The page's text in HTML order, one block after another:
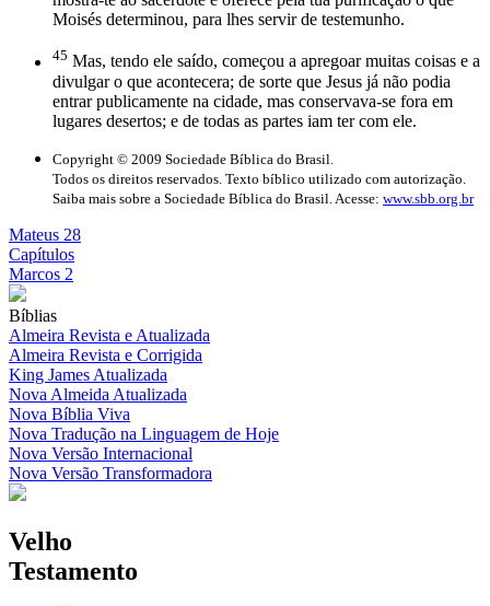
Moisés determinou, para lhes servir de testemunho.
45 Mas, tendo ele saído, começou a apregoar muitas coisas e a
divulgar o que acontecera; de sorte que Jesus já não podia
entrar publicamente na cidade, mas conservava-se fora em
lugares desertos; e de todas as partes iam ter com ele.
Copyright © 2009 Sociedade Bíblica do Brasil.
Todos os direitos reservados. Texto bíblico utilizado com autorização.
Saiba mais sobre a Sociedade Bíblica do Brasil. Acesse: www.sbb.org.br
Mateus 28
Capítulos
Marcos 2
Bíblias
Almeira Revista e Atualizada
Almeira Revista e Corrigida
King James Atualizada
Nova Almeida Atualizada
Nova Bíblia Viva
Nova Tradução na Linguagem de Hoje
Nova Versão Internacional
Nova Versão Transformadora
Velho
Testamento